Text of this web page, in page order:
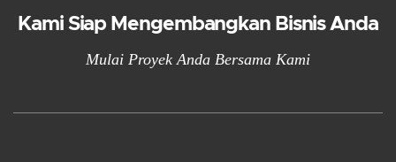
Kami Siap Mengembangkan Bisnis Anda
Mulai Proyek Anda Bersama Kami